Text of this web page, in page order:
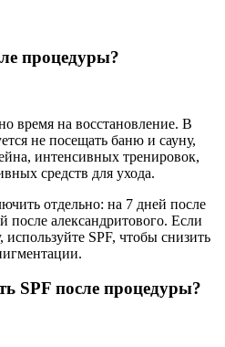
процедуры?
время на восстановление. В
не посещать баню и сауну,
интенсивных тренировок,
средств для ухода.
отдельно: на 7 дней после
после александритового. Если
SPF, чтобы снизить
SPF после процедуры?